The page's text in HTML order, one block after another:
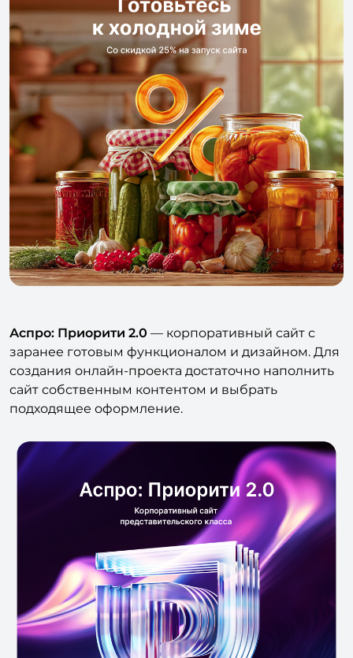
Аспро: Приорити 2.0 — корпоративный сайт с
заранее готовым функционалом и дизайном. Для
создания онлайн-проекта достаточно наполнить
сайт собственным контентом и выбрать
подходящее оформление.